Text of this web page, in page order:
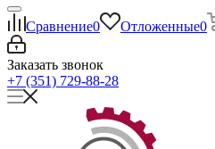
Сравнение0 Отложенные0
Заказать звонок
+7 (351) 729-88-28